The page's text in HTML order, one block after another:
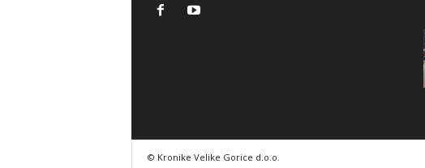
© Kronike Velike Gorice d.o.o.